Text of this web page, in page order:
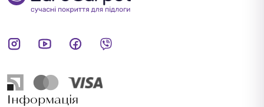
Інформація